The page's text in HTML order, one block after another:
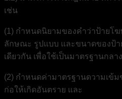
เช่น
(1) กำหนดนิยามของคำว่าป้ายโ
ลักษณะ รูปแบบ และขนาดของป้
เดียวกัน เพื่อใช้เป็นมาตรฐานกล
(2) กำหนดค่ามาตรฐานดวามเข้
ก่อให้เกิดอันตราย และ